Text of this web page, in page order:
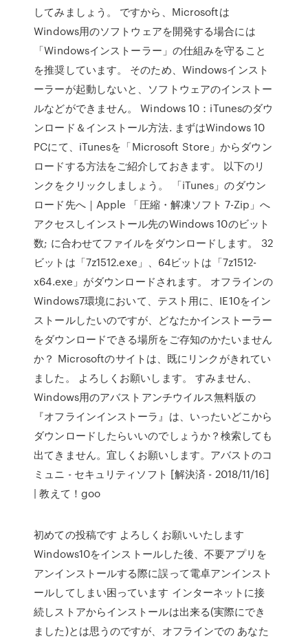
してみましょう。 ですから、Microsoftは
Windows用のソフトウェアを開発する場合には
「Windowsインストーラー」の仕組みを守ること
を推奨しています。 そのため、Windowsインスト
ーラーが起動しないと、ソフトウェアのインストー
ルなどができません。 Windows 10：iTunesのダウ
ンロード＆インストール方法. まずはWindows 10
PCにて、iTunesを「Microsoft Store」からダウン
ロードする方法をご紹介しておきます。 以下のリ
ンクをクリックしましょう。 「iTunes」のダウン
ロード先へ｜Apple 「圧縮・解凍ソフト 7-Zip」へ
アクセスしインストール先のWindows 10のビット
数; に合わせてファイルをダウンロードします。 32
ビットは「7z1512.exe」、64ビットは「7z1512-
x64.exe」がダウンロードされます。 オフラインの
Windows7環境において、テスト用に、IE10をイン
ストールしたいのですが、どなたかインストーラー
をダウンロードできる場所をご存知のかたいません
か？ Microsoftのサイトは、既にリンクがきれてい
ました。 よろしくお願いします。 すみません、
Windows用のアバストアンチウイルス無料版の
『オフラインインストーラ』は、いったいどこから
ダウンロードしたらいいのでしょうか？検索しても
出てきません。宜しくお願いします。アバストのコ
ミュニ - セキュリティソフト [解決済 - 2018/11/16]
| 教えて！goo
初めての投稿です よろしくお願いいたします
Windows10をインストールした後、不要アプリを
アンインストールする際に誤って電卓アンインスト
ールしてしまい困っています インターネットに接
続しストアからインストールは出来る(実際にでき
ました)とは思うのですが、オフラインでの あなた